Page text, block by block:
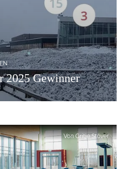
2025 Gewinner
VonGritje Stöver